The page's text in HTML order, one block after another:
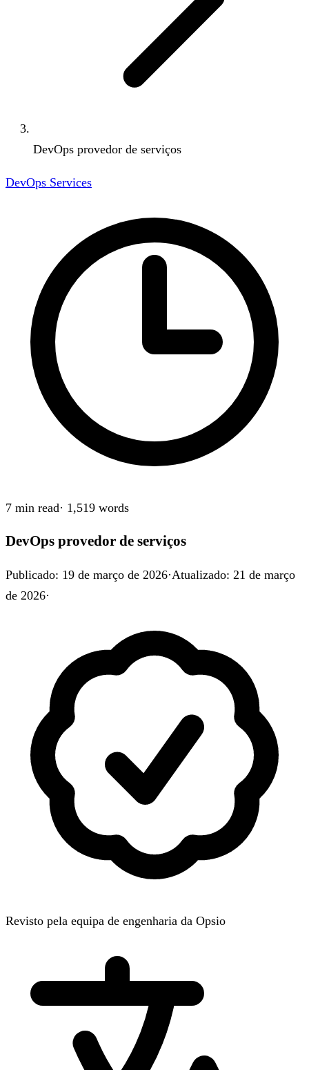
DevOps provedor de serviços
DevOps Services
7 min read· 1,519 words
DevOps provedor de serviços
Publicado: 19 de março de 2026·Atualizado: 21 de março
de 2026·
Revisto pela equipa de engenharia da Opsio